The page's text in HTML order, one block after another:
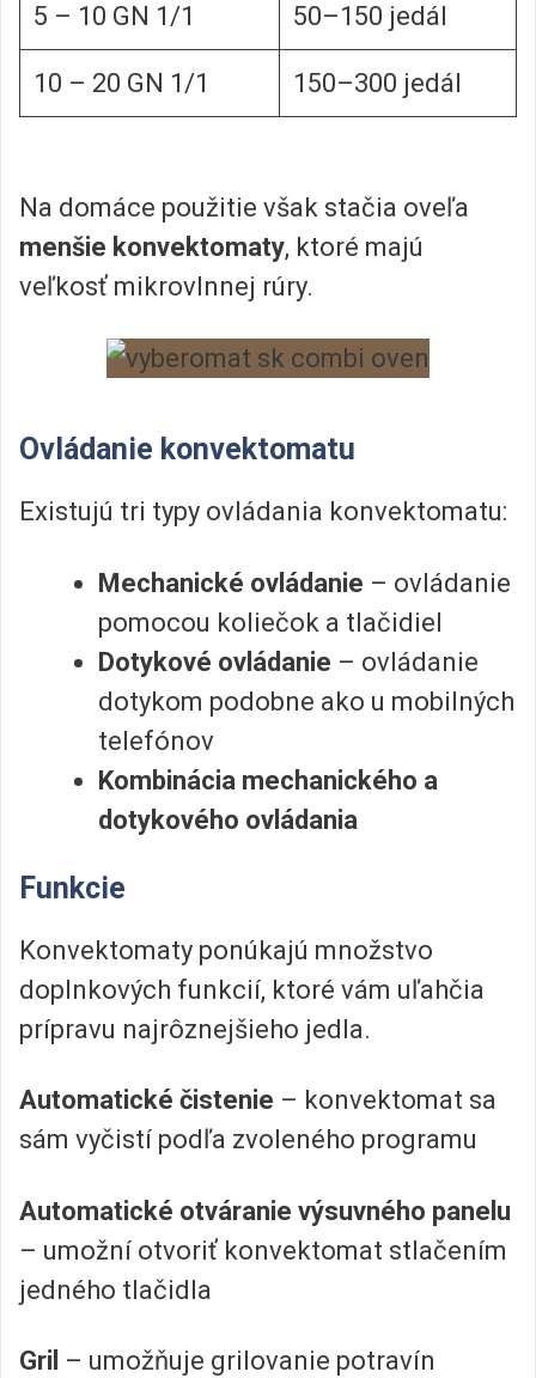
5 – 10 GN 1/1 50–150 jedál
10 – 20 GN 1/1 150–300 jedál
Na domáce použitie však stačia oveľa
menšie konvektomaty, ktoré majú
veľkosť mikrovlnnej rúry.
Ovládanie konvektomatu
Existujú tri typy ovládania konvektomatu:
Mechanické ovládanie – ovládanie
pomocou koliečok a tlačidiel
Dotykové ovládanie – ovládanie
dotykom podobne ako u mobilných
telefónov
Kombinácia mechanického a
dotykového ovládania
Funkcie
Konvektomaty ponúkajú množstvo
doplnkových funkcií, ktoré vám uľahčia
prípravu najrôznejšieho jedla.
Automatické čistenie – konvektomat sa
sám vyčistí podľa zvoleného programu
Automatické otváranie výsuvného panelu
– umožní otvoriť konvektomat stlačením
jedného tlačidla
Gril – umožňuje grilovanie potravín